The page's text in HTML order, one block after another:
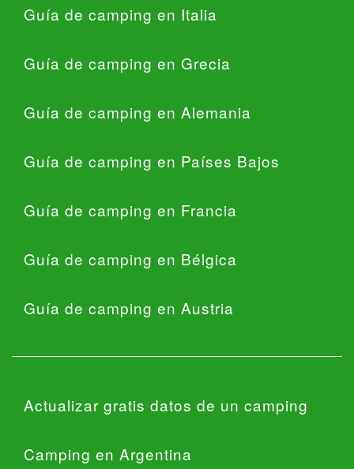
Guía de camping en Italia
Guía de camping en Grecia
Guía de camping en Alemania
Guía de camping en Países Bajos
Guía de camping en Francia
Guía de camping en Bélgica
Guía de camping en Austria
Actualizar gratis datos de un camping
Camping en Argentina